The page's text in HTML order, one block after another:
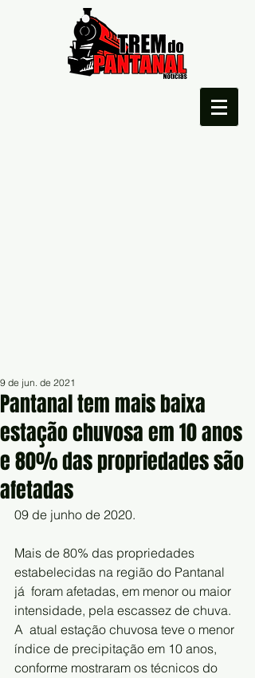
Pantanal tem mais baixa
estação chuvosa em 10 anos
e 80% das propriedades são
afetadas
9 de jun. de 2021
09 de junho de 2020.
Mais de 80% das propriedades
estabelecidas na região do Pantanal
já  foram afetadas, em menor ou maior
intensidade, pela escassez de chuva.
A  atual estação chuvosa teve o menor
índice de precipitação em 10 anos,
conforme mostraram os técnicos do